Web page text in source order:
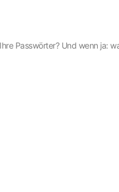
Passwörter? Und wenn ja: